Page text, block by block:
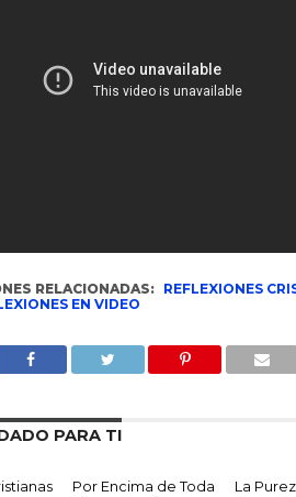
RELACIONADAS: REFLEXIONES
EN VIDEO
PARA TI
Por Encima de Toda
La